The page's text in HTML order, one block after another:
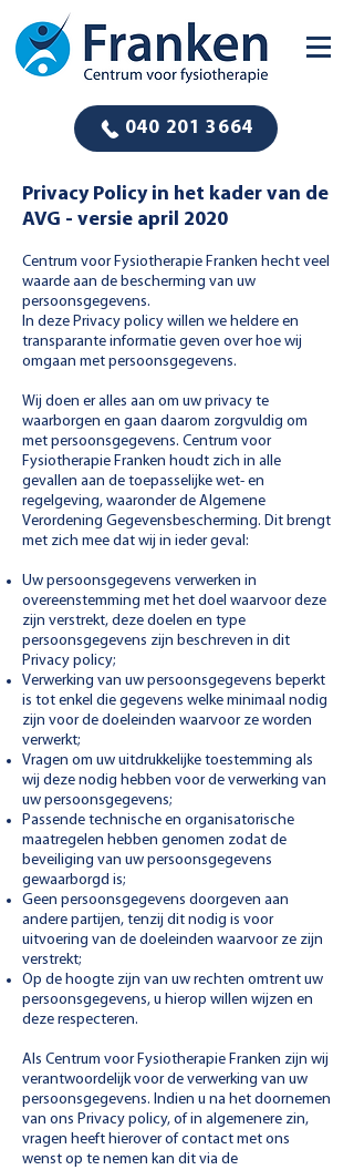
040 201 3664
Privacy Policy in het kader van de
AVG - versie april 2020
Centrum voor Fysiotherapie Franken hecht veel
waarde aan de bescherming van uw
persoonsgegevens.
In deze Privacy policy willen we heldere en
transparante informatie geven over hoe wij
omgaan met persoonsgegevens.
Wij doen er alles aan om uw privacy te
waarborgen en gaan daarom zorgvuldig om
met persoonsgegevens. Centrum voor
Fysiotherapie Franken houdt zich in alle
gevallen aan de toepasselijke wet- en
regelgeving, waaronder de Algemene
Verordening Gegevensbescherming. Dit brengt
met zich mee dat wij in ieder geval:
Uw persoonsgegevens verwerken in
overeenstemming met het doel waarvoor deze
zijn verstrekt, deze doelen en type
persoonsgegevens zijn beschreven in dit
Privacy policy;
Verwerking van uw persoonsgegevens beperkt
is tot enkel die gegevens welke minimaal nodig
zijn voor de doeleinden waarvoor ze worden
verwerkt;
Vragen om uw uitdrukkelijke toestemming als
wij deze nodig hebben voor de verwerking van
uw persoonsgegevens;
Passende technische en organisatorische
maatregelen hebben genomen zodat de
beveiliging van uw persoonsgegevens
gewaarborgd is;
Geen persoonsgegevens doorgeven aan
andere partijen, tenzij dit nodig is voor
uitvoering van de doeleinden waarvoor ze zijn
verstrekt;
Op de hoogte zijn van uw rechten omtrent uw
persoonsgegevens, u hierop willen wijzen en
deze respecteren.
Als Centrum voor Fysiotherapie Franken zijn wij
verantwoordelijk voor de verwerking van uw
persoonsgegevens. Indien u na het doornemen
van ons Privacy policy, of in algemenere zin,
vragen heeft hierover of contact met ons
wenst op te nemen kan dit via de